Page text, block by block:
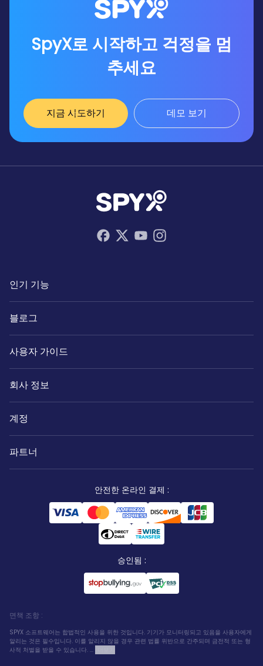
SpyX로 시작하고 걱정을 멈
추세요
지금 시도하기 데모 보기
인기 기능
블로그
사용자 가이드
회사 정보
계정
파트너
안전한 온라인 결제 :
승인됨 :
면책 조항 :
SPYX 소프트웨어는 합법적인 사용을 위한 것입니다. 기기가 모니터링되고 있음을 사용자에게
알리는 것은 필수입니다. 이를 알리지 않을 경우 관련 법률 위반으로 간주되며 금전적 또는 형
사적 처벌을 받을 수 있습니다. ...